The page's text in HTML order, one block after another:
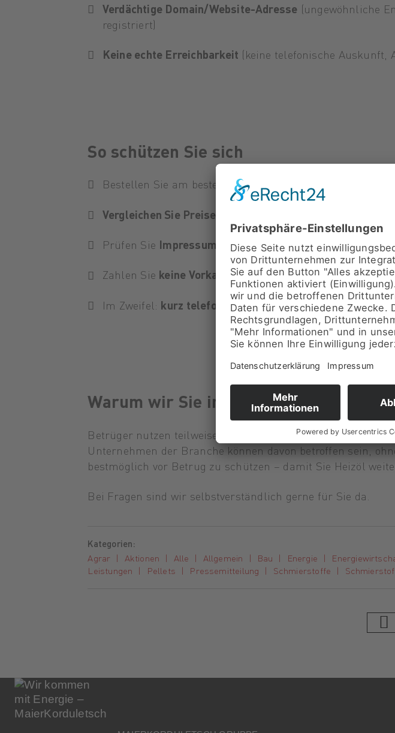
Verdächtige Domain/Website-Adresse (ungewöhnliche
registriert)
Keine echte Erreichbarkeit (keine telefonische
So schützen Sie sich
Bestellen Sie am besten beibekannten, regionalen und
Vergleichen Sie Preise
Prüfen Sie Impressum und Kontaktdatensorgfältig.
Zahlen Sie keine Vorkasse, wenn der Anbieter nicht
Im Zweifel: kurz telefonisch nachfragen, bevor Sie
Warum wir Sie informieren
Betrüger nutzen teilweise gestohlene Firmennamen und
Unternehmen der Branche können davon betroffen sein,
bestmöglich vor Betrug zu schützen – damit Sie Heizöl
Bei Fragen sind wir selbstverständlich gerne für Sie da.
Kategorien:
Agrar
Aktionen Alle Allgemein Bau Energie
Leistungen
Pellets Pressemitteilung Schmierstoffe